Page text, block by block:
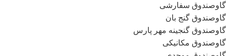
گاوصندوق سفارشی
گاوصندوق گنج بان
گاوصندوق گنجینه مهر پارس
گاوصندوق مکانیکی